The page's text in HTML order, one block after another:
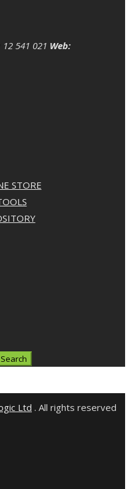
541 021 Web:
STORE
Ltd . All rights reserved